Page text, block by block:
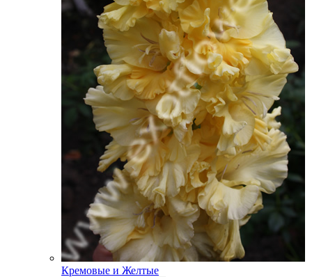
Кремовые и Желтые